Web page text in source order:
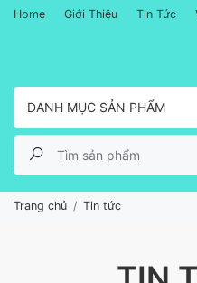
menu
Home Giới Thiệu Tin Tức
DANH MỤC SẢN PHẨM
Trang chủ Tin tức